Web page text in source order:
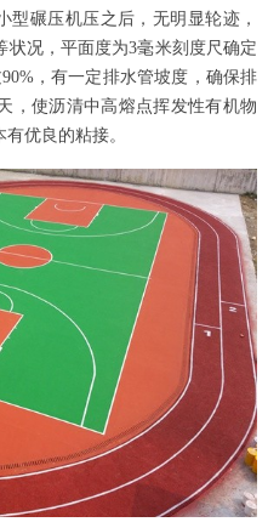
型碾压机压之后，无明显轮迹，
况，平面度为3毫米刻度尺确定
，有一定排水管坡度，确保排
，使沥清中高熔点挥发性有机物
优良的粘接。